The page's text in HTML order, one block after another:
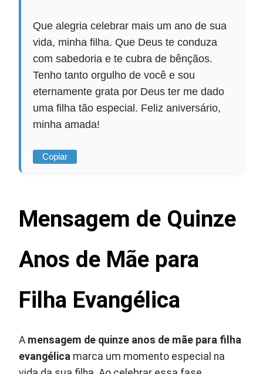
Que alegria celebrar mais um ano de sua
vida, minha filha. Que Deus te conduza
com sabedoria e te cubra de bênçãos.
Tenho tanto orgulho de você e sou
eternamente grata por Deus ter me dado
uma filha tão especial. Feliz aniversário,
minha amada!
Copiar
Mensagem de Quinze
Anos de Mãe para
Filha Evangélica
A mensagem de quinze anos de mãe para filha
evangélica marca um momento especial na